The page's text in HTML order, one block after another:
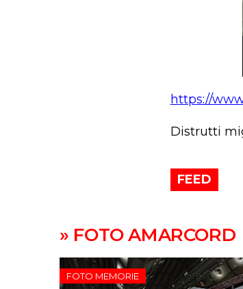
https://
Distrutti
FEED
» FOTO AMARCORD
FOTO MEMORIE